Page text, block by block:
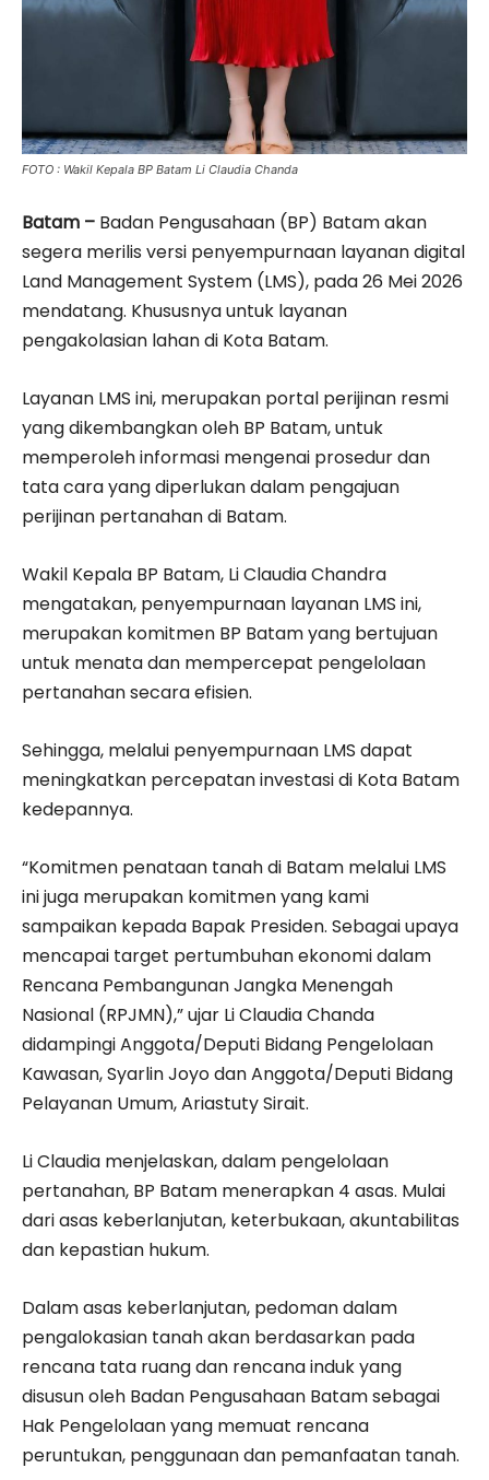
FOTO : Wakil Kepala BP Batam Li Claudia Chanda
Batam – Badan Pengusahaan (BP) Batam akan
segera merilis versi penyempurnaan layanan digital
Land Management System (LMS), pada 26 Mei 2026
mendatang. Khususnya untuk layanan
pengakolasian lahan di Kota Batam.
Layanan LMS ini, merupakan portal perijinan resmi
yang dikembangkan oleh BP Batam, untuk
memperoleh informasi mengenai prosedur dan
tata cara yang diperlukan dalam pengajuan
perijinan pertanahan di Batam.
Wakil Kepala BP Batam, Li Claudia Chandra
mengatakan, penyempurnaan layanan LMS ini,
merupakan komitmen BP Batam yang bertujuan
untuk menata dan mempercepat pengelolaan
pertanahan secara efisien.
Sehingga, melalui penyempurnaan LMS dapat
meningkatkan percepatan investasi di Kota Batam
kedepannya.
“Komitmen penataan tanah di Batam melalui LMS
ini juga merupakan komitmen yang kami
sampaikan kepada Bapak Presiden. Sebagai upaya
mencapai target pertumbuhan ekonomi dalam
Rencana Pembangunan Jangka Menengah
Nasional (RPJMN),” ujar Li Claudia Chanda
didampingi Anggota/Deputi Bidang Pengelolaan
Kawasan, Syarlin Joyo dan Anggota/Deputi Bidang
Pelayanan Umum, Ariastuty Sirait.
Li Claudia menjelaskan, dalam pengelolaan
pertanahan, BP Batam menerapkan 4 asas. Mulai
dari asas keberlanjutan, keterbukaan, akuntabilitas
dan kepastian hukum.
Dalam asas keberlanjutan, pedoman dalam
pengalokasian tanah akan berdasarkan pada
rencana tata ruang dan rencana induk yang
disusun oleh Badan Pengusahaan Batam sebagai
Hak Pengelolaan yang memuat rencana
peruntukan, penggunaan dan pemanfaatan tanah.